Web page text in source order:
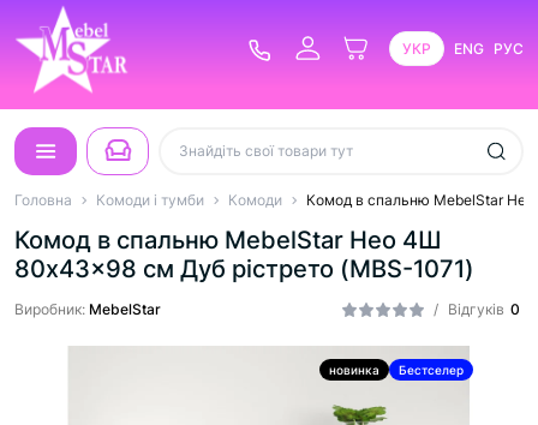
УКР ENG РУС
Головна Комоди і тумби Комоди Комод в спальню MebelStar
Комод в спальню MebelStar Нео 4Ш
80x43x98 см Дуб рістрето (MBS-1071)
/ Відгуків 0
Виробник: MebelStar
новинка Бестселер